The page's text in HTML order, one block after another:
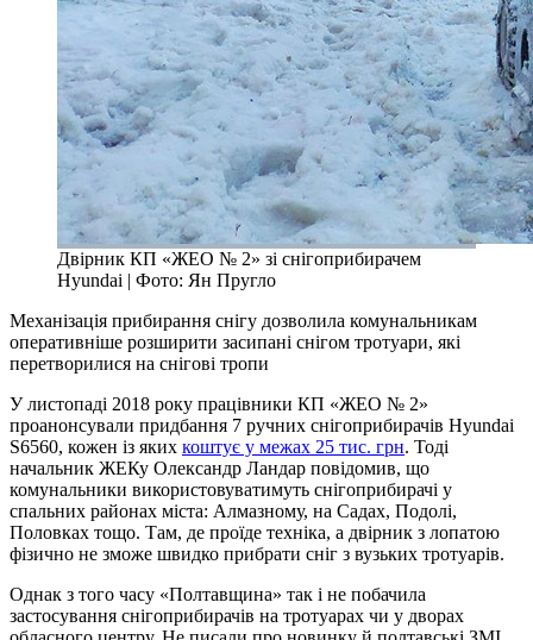
Двірник КП «ЖЕО № 2» зі снігоприбирачем
Hyundai | Фото: Ян Пругло
Механізація прибирання снігу дозволила комунальникам
оперативніше розширити засипані снігом тротуари, які
перетворилися на снігові тропи
У листопаді 2018 року працівники КП «ЖЕО № 2»
проанонсували придбання 7 ручних снігоприбирачів Hyundai
S6560, кожен із яких коштує у межах 25 тис. грн. Тоді
начальник ЖЕКу Олександр Ландар повідомив, що
комунальники використовуватимуть снігоприбирачі у
спальних районах міста: Алмазному, на Садах, Подолі,
Половках тощо. Там, де проїде техніка, а двірник з лопатою
фізично не зможе швидко прибрати сніг з вузьких тротуарів.
Однак з того часу «Полтавщина» так і не побачила
застосування снігоприбирачів на тротуарах чи у дворах